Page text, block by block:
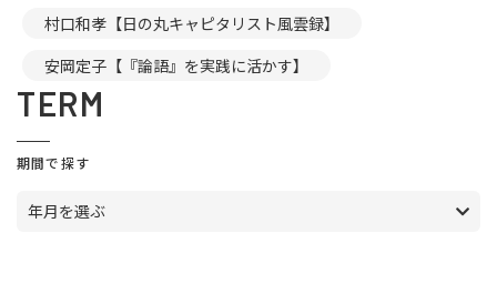
村口和孝【日の丸キャピタリスト風雲録】
安岡定子【『論語』を実践に活かす】
TERM
期間で探す
年月を選ぶ